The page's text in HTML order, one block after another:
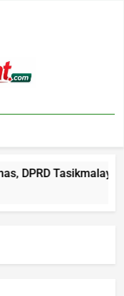
Tasikmalaya